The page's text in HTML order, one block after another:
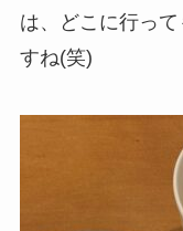
は、どこに行って
すね(笑)